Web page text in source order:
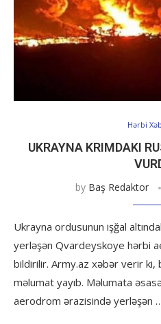
Hərbi
UKRAYNA KRIMDAKI
by Baş Redaktor
Ukrayna ordusunun işğal
yerləşən Qvardeyskoye hərbi
bildirilir. Army.az xəbər verir ki,
məlumat yayıb. Məlumata
aerodrom ərazisində yerləşən